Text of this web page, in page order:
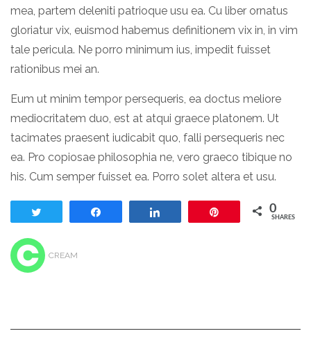
mea, partem deleniti patrioque usu ea. Cu liber ornatus
gloriatur vix, euismod habemus definitionem vix in, in vim
tale pericula. Ne porro minimum ius, impedit fuisset
rationibus mei an.
Eum ut minim tempor persequeris, ea doctus meliore
mediocritatem duo, est at atqui graece platonem. Ut
tacimates praesent iudicabit quo, falli persequeris nec
ea. Pro copiosae philosophia ne, vero graeco tibique no
his. Cum semper fuisset ea. Porro solet altera et usu.
0
SHARES
CREAM